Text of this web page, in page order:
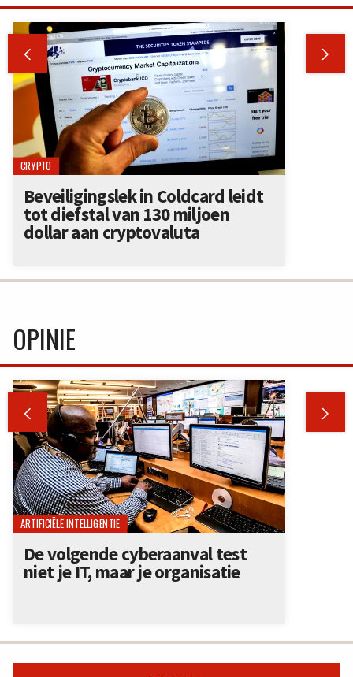
 
CRYPTO
Beveiligingslek in Coldcard leidt
tot diefstal van 130 miljoen
dollar aan cryptovaluta
OPINIE
 
ARTIFICIËLE INTELLIGENTIE
De volgende cyberaanval test
niet je IT, maar je organisatie